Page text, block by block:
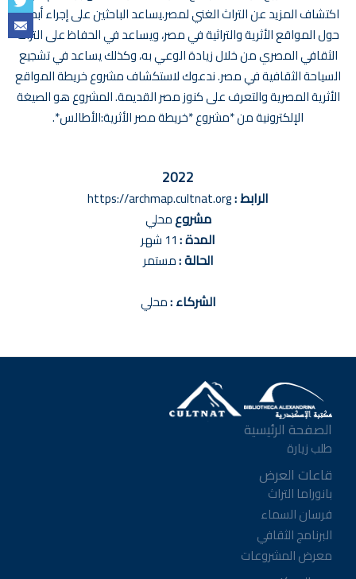
اكتشاف المزيد عن التراث الغني لمصر.يساعد الباحثين على إجراء أبحاث
حول المواقع الأثرية والتراثية في مصر، ويساعد في الحفاظ على التراث
الثقافي المصري من خلال زيادة الوعي به، وكذلك يساعد في تشجيع
السياحة الثقافية في مصر. ندعوك لاستكشاف مشروع خريطة المواقع
الأثرية المصرية والتعرف على كنوز مصر القديمة. المشروع هو الصيغة
الإلكترونية من *مشروع *خريطة مصر الأثرية:الأطالس*.
2022
الرابط :https://archmap.cultnat.org
مشروعمحلي
المدة :11 شهر
الحالة :مستمر
الشركاء :محلي
الصفحة الرئيسية
طلب زيارة
قاعات العرض
بانوراما التراث
فرسان السماء
البرنامج الثقافي
معرض المشروعات